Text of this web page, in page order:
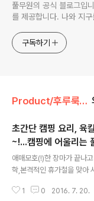
풀무원의 공식 블로그입
를 제공합니다. 나와 지구
구독하기
Product/후루룩! 라면데이
초간단 캠핑 요리, 육
~!...캠핑에 어울리는
애매모호(!)한 장마가 끝나
학,본격적인 휴가철을 맞아
건, 캠.핑. 요.리!매년 뭔가
1 0 2016. 7. 20.